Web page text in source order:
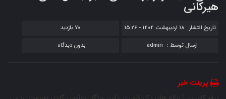
هیرکانی
تاریخ انتشار : 18 اردیبهشت 1404 - 15:26 70 بازدید
ارسال توسط : admin بدون دیدگاه
پرینت خبر